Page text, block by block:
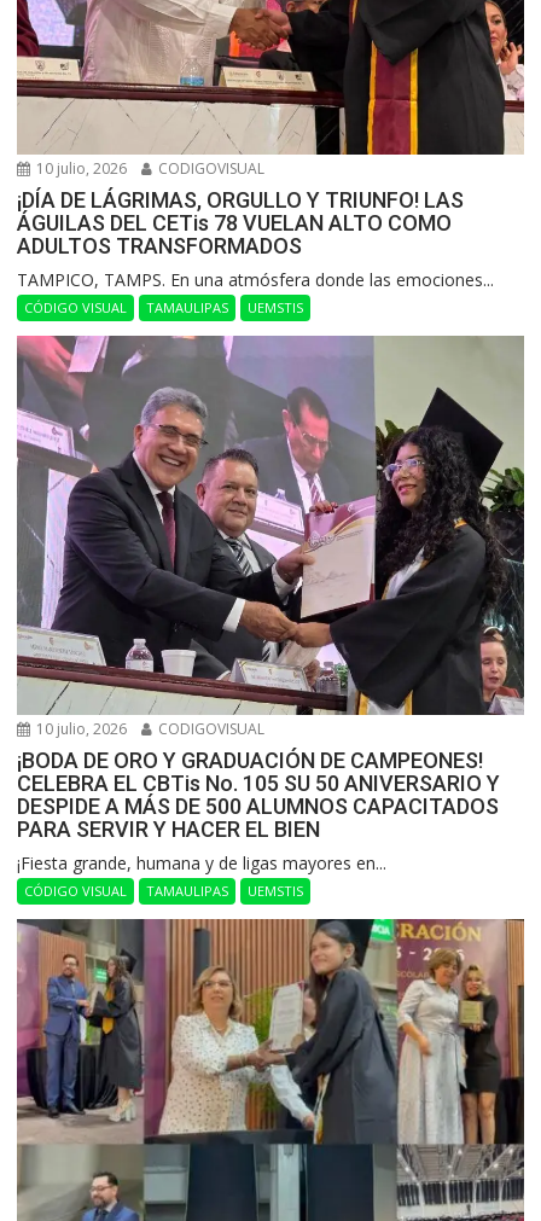
10 julio, 2026 CODIGOVISUAL
¡DÍA DE LÁGRIMAS, ORGULLO Y TRIUNFO! LAS
ÁGUILAS DEL CETis 78 VUELAN ALTO COMO
ADULTOS TRANSFORMADOS
​TAMPICO, TAMPS. En una atmósfera donde las emociones...
CÓDIGO VISUAL TAMAULIPAS UEMSTIS
10 julio, 2026 CODIGOVISUAL
¡BODA DE ORO Y GRADUACIÓN DE CAMPEONES!
CELEBRA EL CBTis No. 105 SU 50 ANIVERSARIO Y
DESPIDE A MÁS DE 500 ALUMNOS CAPACITADOS
PARA SERVIR Y HACER EL BIEN
​¡Fiesta grande, humana y de ligas mayores en...
CÓDIGO VISUAL TAMAULIPAS UEMSTIS